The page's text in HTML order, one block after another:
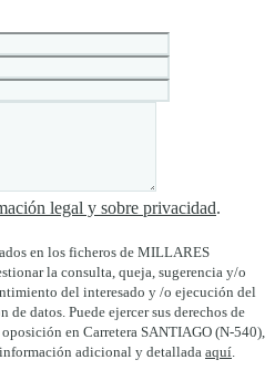
legal y sobre privacidad.
en los ficheros de MILLARES
la consulta, queja, sugerencia y/o
del interesado y /o ejecución del
datos. Puede ejercer sus derechos de
en Carretera SANTIAGO (N-540),
adicional y detallada aquí.